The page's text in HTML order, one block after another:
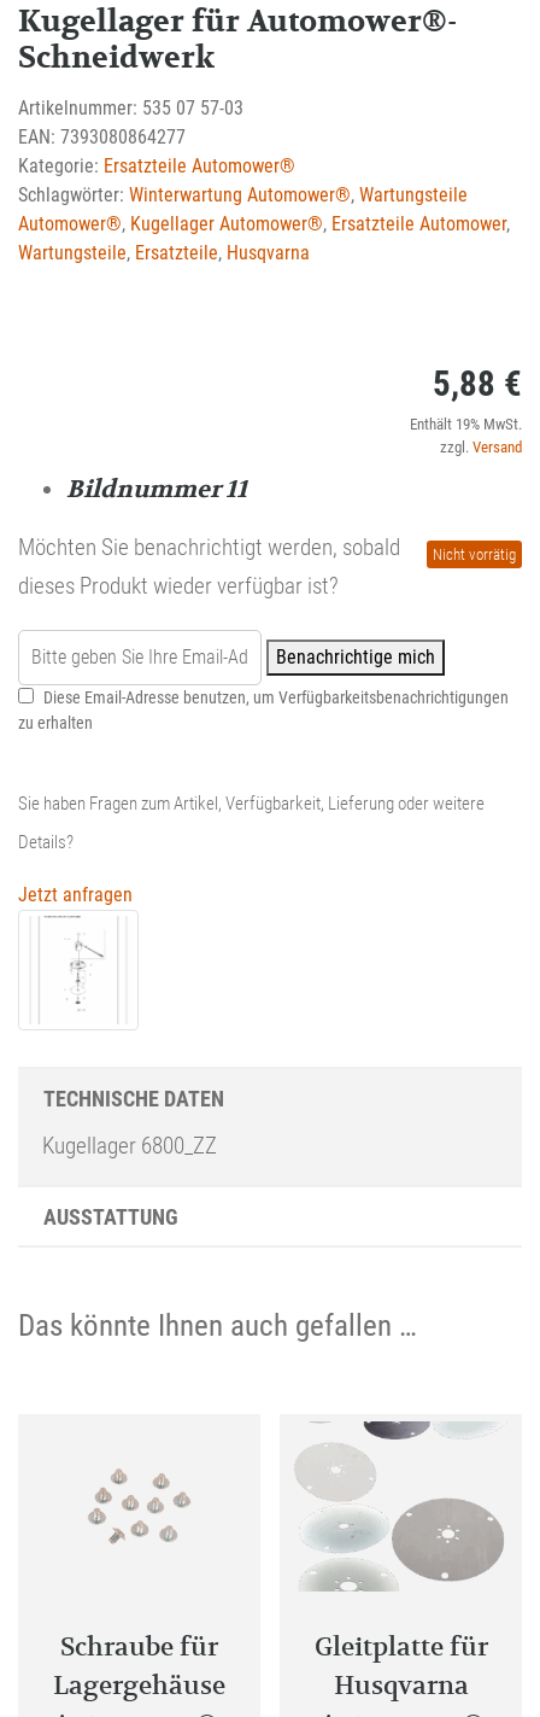
Kugellager für Automower®-
Schneidwerk
Artikelnummer: 535 07 57-03
EAN: 7393080864277
Kategorie: Ersatzteile Automower®
Schlagwörter: Winterwartung Automower®, Wartungsteile
Automower®, Kugellager Automower®, Ersatzteile Automower,
Wartungsteile, Ersatzteile, Husqvarna
5,88 €
Enthält 19% MwSt.
zzgl. Versand
Bildnummer 11
Nicht vorrätig
Möchten Sie benachrichtigt werden, sobald
dieses Produkt wieder verfügbar ist?
Benachrichtige mich
Diese Email-Adresse benutzen, um Verfügbarkeitsbenachrichtigungen
zu erhalten
Sie haben Fragen zum Artikel, Verfügbarkeit, Lieferung oder weitere
Details?
Jetzt anfragen
TECHNISCHE DATEN
Kugellager 6800_ZZ
AUSSTATTUNG
Das könnte Ihnen auch gefallen …
Schraube für
Lagergehäuse
Gleitplatte für
Husqvarna